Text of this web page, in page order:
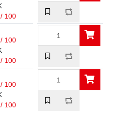
100
100
100
100
100